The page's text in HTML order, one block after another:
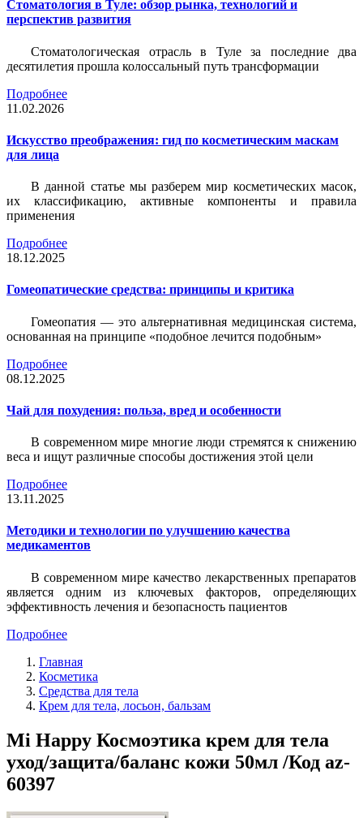
Стоматология в Туле: обзор рынка, технологий и
перспектив развития
Стоматологическая отрасль в Туле за последние два
десятилетия прошла колоссальный путь трансформации
Подробнее
11.02.2026
Искусство преображения: гид по косметическим маскам
для лица
В данной статье мы разберем мир косметических масок,
их классификацию, активные компоненты и правила
применения
Подробнее
18.12.2025
Гомеопатические средства: принципы и критика
Гомеопатия — это альтернативная медицинская система,
основанная на принципе «подобное лечится подобным»
Подробнее
08.12.2025
Чай для похудения: польза, вред и особенности
В современном мире многие люди стремятся к снижению
веса и ищут различные способы достижения этой цели
Подробнее
13.11.2025
Методики и технологии по улучшению качества
медикаментов
В современном мире качество лекарственных препаратов
является одним из ключевых факторов, определяющих
эффективность лечения и безопасность пациентов
Подробнее
Главная
Косметика
Средства для тела
Крем для тела, лосьон, бальзам
Mi Happy Космоэтика крем для тела
уход/защита/баланс кожи 50мл /Код az-
60397